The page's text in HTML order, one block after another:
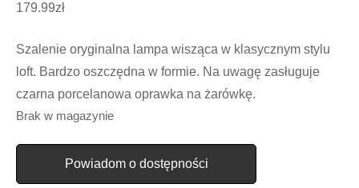
179.99zł
Szalenie oryginalna lampa wisząca w klasycznym stylu
loft. Bardzo oszczędna w formie. Na uwagę zasługuje
czarna porcelanowa oprawka na żarówkę.
Brak w magazynie
Powiadom o dostępności